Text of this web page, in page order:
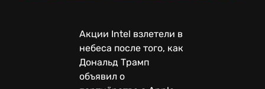
Акции Intel взлетели в
небеса после того, как
Дональд Трамп
объявил о